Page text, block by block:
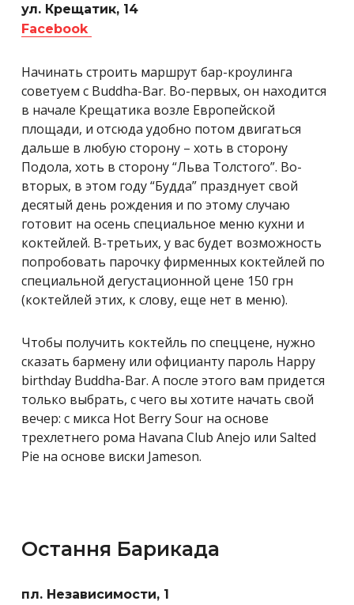
ул. Крещатик, 14
Facebook
Начинать строить маршрут бар-кроулинга
советуем с Buddha-Bar. Во-первых, он находится
в начале Крещатика возле Европейской
площади, и отсюда удобно потом двигаться
дальше в любую сторону – хоть в сторону
Подола, хоть в сторону “Льва Толстого”. Во-
вторых, в этом году “Будда” празднует свой
десятый день рождения и по этому случаю
готовит на осень специальное меню кухни и
коктейлей. В-третьих, у вас будет возможность
попробовать парочку фирменных коктейлей по
специальной дегустационной цене 150 грн
(коктейлей этих, к слову, еще нет в меню).
Чтобы получить коктейль по спеццене, нужно
сказать бармену или официанту пароль Happy
birthday Buddha-Bar. А после этого вам придется
только выбрать, с чего вы хотите начать свой
вечер: с микса Hot Berry Sour на основе
трехлетнего рома Havana Club Anejo или Salted
Pie на основе виски Jameson.
Остання Барикада
пл. Независимости, 1